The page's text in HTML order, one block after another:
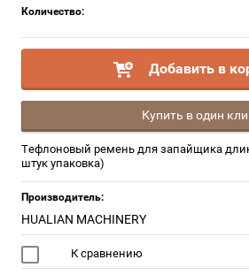
Количество:
Добавить в
Купить в один
Тефлоновый ремень для запайщика
штук упаковка)
Производитель:
HUALIAN MACHINERY
К сравнению